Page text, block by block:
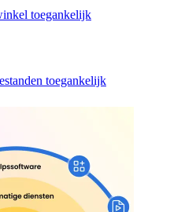
toegankelijk
toegankelijk